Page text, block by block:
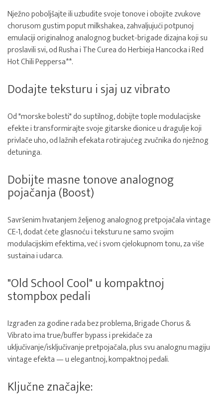
Nježno poboljšajte ili uzbudite svoje tonove i obojite zvukove
chorusom gustim poput milkshakea, zahvaljujući potpunoj
emulaciji originalnog analognog bucket-brigade dizajna koji su
proslavili svi, od Rusha i The Curea do Herbieja Hancocka i Red
Hot Chili Peppersa**.
Dodajte teksturu i sjaj uz vibrato
Od "morske bolesti" do suptilnog, dobijte tople modulacijske
efekte i transformirajte svoje gitarske dionice u dragulje koji
privlače uho, od lažnih efekata rotirajućeg zvučnika do nježnog
detuninga.
Dobijte masne tonove analognog
pojačanja (Boost)
Savršenim hvatanjem željenog analognog pretpojačala vintage
CE-1, dodat ćete glasnoću i teksturu ne samo svojim
modulacijskim efektima, već i svom cjelokupnom tonu, za više
sustaina i udarca.
"Old School Cool" u kompaktnoj
stompbox pedali
Izgrađen za godine rada bez problema, Brigade Chorus &
Vibrato ima true/buffer bypass i prekidače za
uključivanje/isključivanje pretpojačala, plus svu analognu magiju
vintage efekta — u elegantnoj, kompaktnoj pedali.
Ključne značajke: